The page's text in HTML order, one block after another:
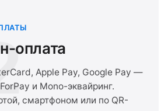
оплата
Apple Pay, Google Pay —
и Mono-эквайринг.
смартфоном или по QR-